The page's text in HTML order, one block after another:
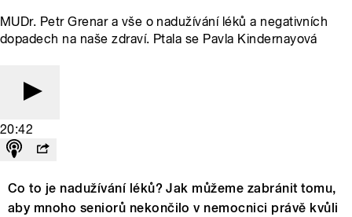
MUDr. Petr Grenar a vše o nadužívání léků a negativních
dopadech na naše zdraví. Ptala se Pavla Kindernayová
20:42
Co to je nadužívání léků? Jak můžeme zabránit tomu,
aby mnoho seniorů nekončilo v nemocnici právě kvůli